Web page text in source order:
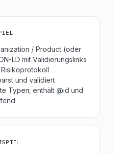
/ Product (oder
LD mit Validierungslinks
und validiert
Typen; enthält @id und